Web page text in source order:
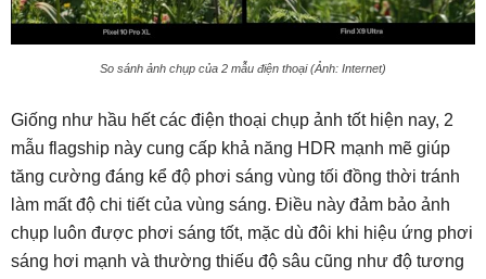
So sánh ảnh chụp của 2 mẫu điện thoại (Ảnh: Internet)
Giống như hầu hết các điện thoại chụp ảnh tốt hiện nay, 2
mẫu flagship này cung cấp khả năng HDR mạnh mẽ giúp
tăng cường đáng kể độ phơi sáng vùng tối đồng thời tránh
làm mất độ chi tiết của vùng sáng. Điều này đảm bảo ảnh
chụp luôn được phơi sáng tốt, mặc dù đôi khi hiệu ứng phơi
sáng hơi mạnh và thường thiếu độ sâu cũng như độ tương